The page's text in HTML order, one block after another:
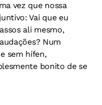
vez que nossa
Vai que eu
ali mesmo,
Num
sem hífen,
bonito de se